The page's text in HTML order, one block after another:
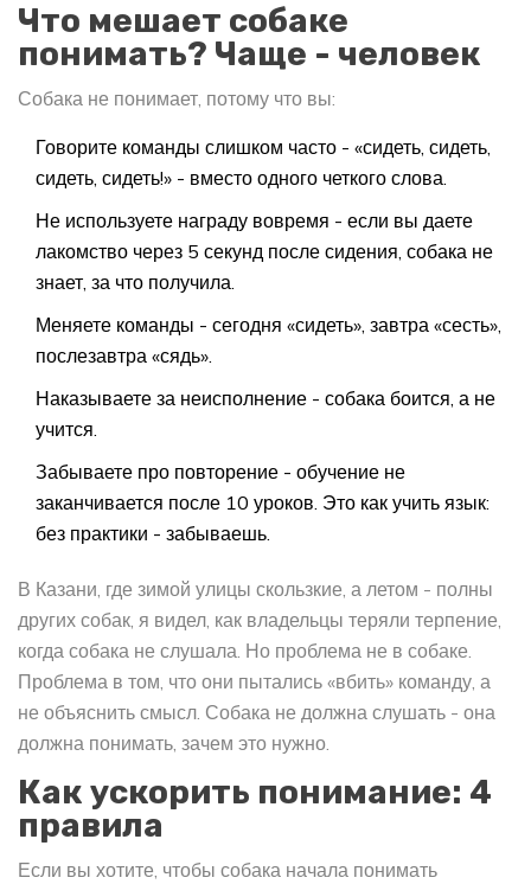
Что мешает собаке
понимать? Чаще - человек
Собака не понимает, потому что вы:
Говорите команды слишком часто - «сидеть, сидеть,
сидеть, сидеть!» - вместо одного четкого слова.
Не используете награду вовремя - если вы даете
лакомство через 5 секунд после сидения, собака не
знает, за что получила.
Меняете команды - сегодня «сидеть», завтра «сесть»,
послезавтра «сядь».
Наказываете за неисполнение - собака боится, а не
учится.
Забываете про повторение - обучение не
заканчивается после 10 уроков. Это как учить язык:
без практики - забываешь.
В Казани, где зимой улицы скользкие, а летом - полны
других собак, я видел, как владельцы теряли терпение,
когда собака не слушала. Но проблема не в собаке.
Проблема в том, что они пытались «вбить» команду, а
не объяснить смысл. Собака не должна слушать - она
должна понимать, зачем это нужно.
Как ускорить понимание: 4
правила
Если вы хотите, чтобы собака начала понимать